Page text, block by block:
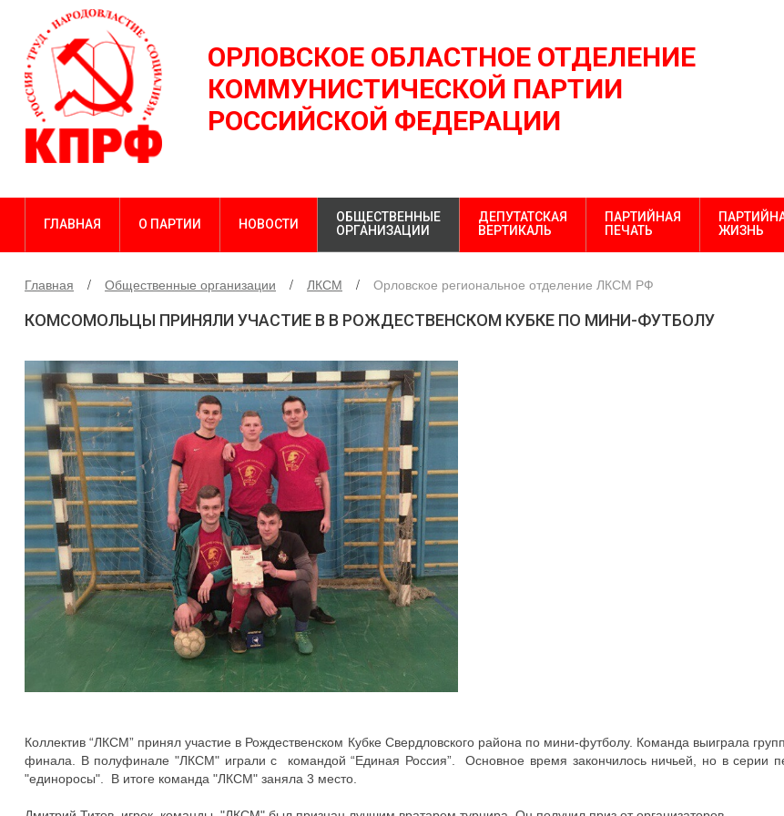
ОРЛОВСКОЕ ОБЛАСТНОЕ ОТДЕЛЕНИЕ
КОММУНИСТИЧЕСКОЙ ПАРТИИ
РОССИЙСКОЙ ФЕДЕРАЦИИ
ГЛАВНАЯ О ПАРТИИ НОВОСТИ
ОБЩЕСТВЕННЫЕ
ОРГАНИЗАЦИИ
ДЕПУТАТСКАЯ
ВЕРТИКАЛЬ
ПАРТИЙНАЯ
ПЕЧАТЬ
ЖИЗНЬ
Главная Общественные организации ЛКСМ Орловское региональное отделение ЛКСМ РФ
КОМСОМОЛЬЦЫ ПРИНЯЛИ УЧАСТИЕ В В РОЖДЕСТВЕНСКОМ КУБКЕ ПО МИНИ-ФУТБОЛУ
Коллектив “ЛКСМ” принял участие в Рождественском Кубке Свердловского района по мини-футболу. Команда выиграла
финала. В полуфинале "ЛКСМ" играли с командой “Единая Россия”. Основное время закончилось ничьей, но в серии
"единоросы". В итоге команда "ЛКСМ" заняла 3 место.